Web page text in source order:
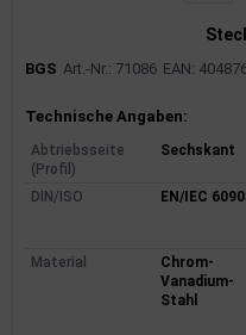
BGS Art.-Nr.: 71086 EAN:
Produktinformationen
Technische Angaben:
Abtriebsseite
(Profil)
Sechskant
DIN/ISO EN/IEC
Material
Chrom-
Vanadium-
Stahl